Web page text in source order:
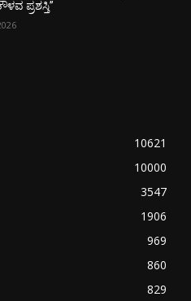
ಪ್ರಶಸ್ತಿ”
10621
10000
3547
1906
969
860
829